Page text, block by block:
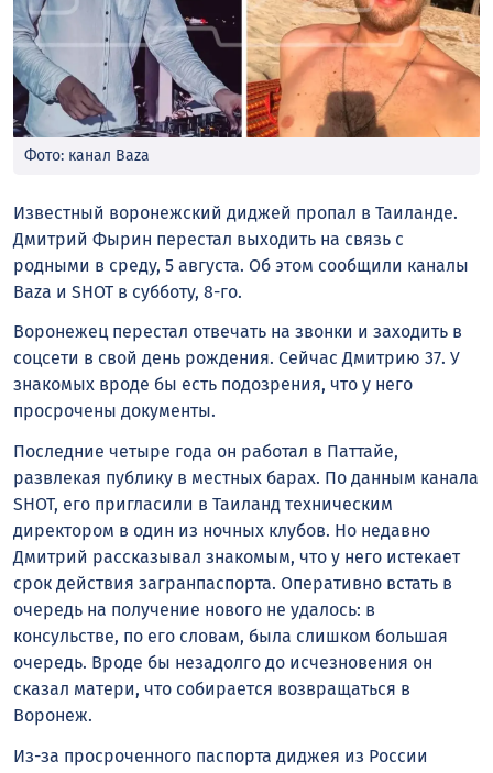
Фото: канал Baza
Известный воронежский диджей пропал в Таиланде.
Дмитрий Фырин перестал выходить на связь с
родными в среду, 5 августа. Об этом сообщили каналы
Baza и SHOT в субботу, 8-го.
Воронежец перестал отвечать на звонки и заходить в
соцсети в свой день рождения. Сейчас Дмитрию 37. У
знакомых вроде бы есть подозрения, что у него
просрочены документы.
Последние четыре года он работал в Паттайе,
развлекая публику в местных барах. По данным канала
SHOT, его пригласили в Таиланд техническим
директором в один из ночных клубов. Но недавно
Дмитрий рассказывал знакомым, что у него истекает
срок действия загранпаспорта. Оперативно встать в
очередь на получение нового не удалось: в
консульстве, по его словам, была слишком большая
очередь. Вроде бы незадолго до исчезновения он
сказал матери, что собирается возвращаться в
Воронеж.
Из-за просроченного паспорта диджея из России